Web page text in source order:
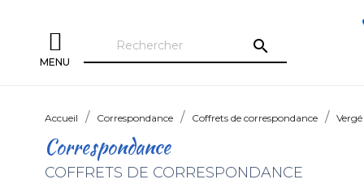
MENU
search
Accueil Correspondance Coffrets de correspondance Vergé
Correspondance
COFFRETS DE CORRESPONDANCE